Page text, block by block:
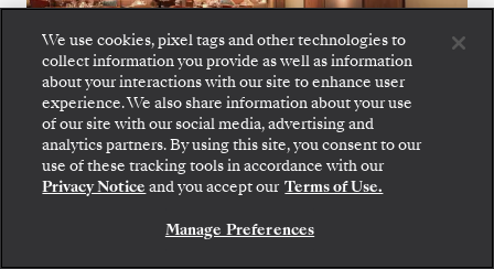
S.A.L.T. Kitchen
Embarque: escolha sua suíte e confira as tarifas e
os serviços inclusos antes de confirmar com
segurança sua viagem com a Silversea.
RESERVE A SUA SUITE
We use cookies, pixel tags and other technologies to
collect information you provide as well as information
about your interactions with our site to enhance user
experience. We also share information about your use
of our site with our social media, advertising and
analytics partners. By using this site, you consent to our
use of these tracking tools in accordance with our
Privacy Notice and you accept our Terms of Use.
Manage Preferences